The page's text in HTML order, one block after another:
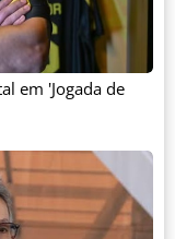
em 'Jogada de